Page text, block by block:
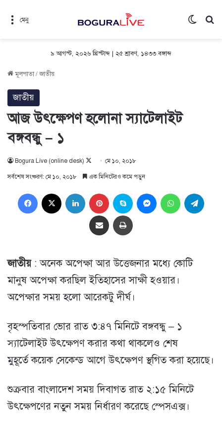
মেনু
৯ আগস্ট, ২০২৬ খ্রিস্টাব্দ | ২৫ শ্রাবণ, ১৪৩৩ বঙ্গাব্দ
মূলপাতা/জাতীয়
জাতীয়
আজ উৎক্ষেপণ হলোনা স্যাটেলাইট
বঙ্গবন্ধু – ১
Bogura Live (online desk)
Followমে ১০, ২০১৮
সর্বশেষ সংষ্করণ: মে ১০, ২০১৮ এক মিনিটেরও কমে পড়ুন
Facebook LinkedIn Pinterest Skype MessengerWhatsApp
Share via Email প্রিন্ট
জাতীয়: অনেক অপেক্ষা আর উত্তেজনার মধ্যে কোটি
মানুষ অপেক্ষা করছিল ইতিহাসের সাক্ষী হওয়ার।
অপেক্ষার সময় হলো আরেকটু দীর্ঘ।
বৃহস্পতিবার ভোর রাত ৩:৪৭ মিনিটে বঙ্গবন্ধু – ১
স্যাটেলাইট উৎক্ষেপণ করার কথা থাকলেও শেষ
মুহূর্তে কয়েক সেকেন্ড আগে উৎক্ষেপণ স্থগিত করা হয়েছে।
শুক্রবার বাংলাদেশ সময় দিবাগত রাত ২:১৫ মিনিটে
উৎক্ষেপণের নতুন সময় নির্ধারণ করেছে স্পেসএক্স।